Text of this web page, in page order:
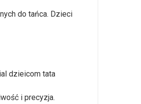
do tańca. Dzieci
dzieicom tata
i precyzja.